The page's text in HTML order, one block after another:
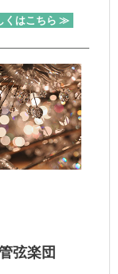
くはこちら ≫
弦楽団